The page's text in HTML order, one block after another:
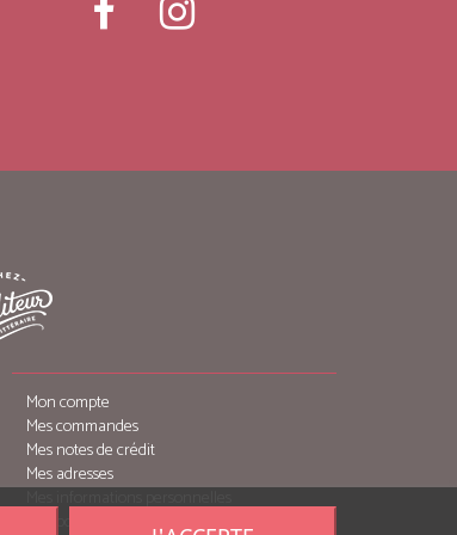
Mon compte
Mes commandes
Mes notes de crédit
Mes adresses
Mes bons de réduction